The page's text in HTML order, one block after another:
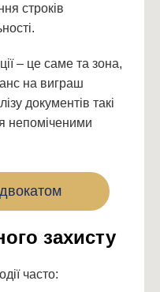
строків
– це саме та зона,
на виграш
документів такі
непоміченими
захисту
часто: